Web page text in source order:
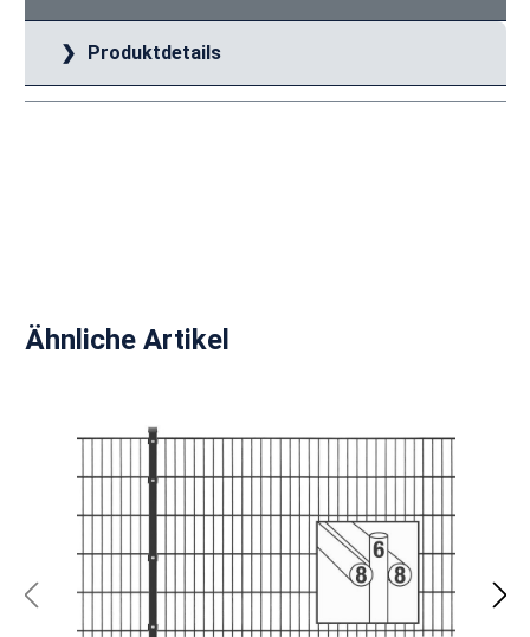
Produktdetails
Produktgalerie überspringen
Ähnliche Artikel